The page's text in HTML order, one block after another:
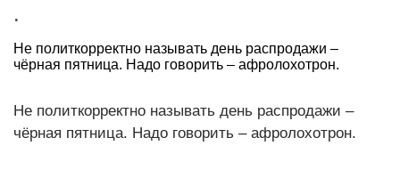
.
Не политкорректно называть день распродажи –
чёрная пятница. Надо говорить – афролохотрон.
Не политкорректно называть день распродажи –
чёрная пятница. Надо говорить – афролохотрон.